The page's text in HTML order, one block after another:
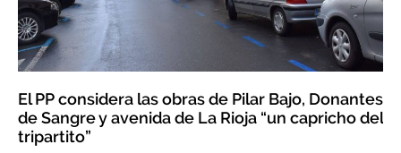
El PP considera las obras de Pilar Bajo, Donantes
de Sangre y avenida de La Rioja “un capricho del
tripartito”